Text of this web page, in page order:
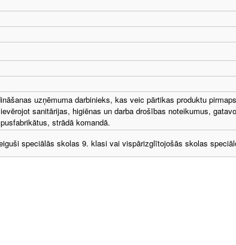
uzņēmuma darbinieks, kas veic pārtikas produktu
sanitārijas, higiēnas un darba drošības noteikumus,
strādā komandā.
speciālās skolas 9. klasi vai vispārizglītojošās skolas